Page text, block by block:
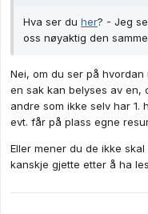
Hva ser du her? - Jeg
oss nøyaktig den
Nei, om du ser på
en sak kan belyses av en,
andre som ikke selv har 1.
evt. får på plass egne
Eller mener du de ikke
kanskje gjette etter å ha